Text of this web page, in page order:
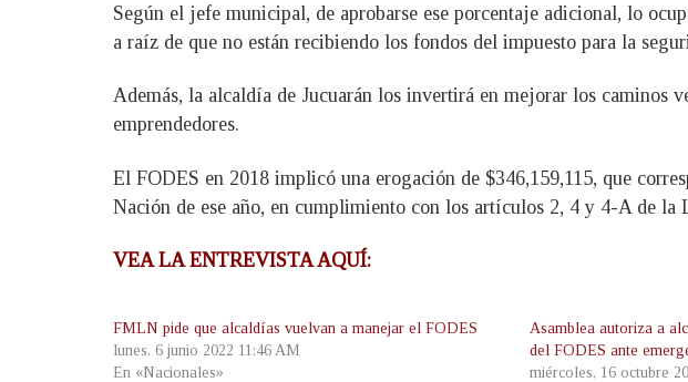
Según el jefe municipal, de aprobarse ese porcentaje adicional, lo
a raíz de que no están recibiendo los fondos del impuesto para la
Además, la alcaldía de Jucuarán los invertirá en mejorar los caminos
emprendedores.
El FODES en 2018 implicó una erogación de $346,159,115, que
Nación de ese año, en cumplimiento con los artículos 2, 4 y 4-A de
VEA LA ENTREVISTA AQUÍ:
FMLN pide que alcaldías vuelvan a manejar el FODES
lunes, 6 junio 2022 11:46 AM
En «Nacionales»
Asamblea autoriza a
del FODES ante
miércoles, 16 octubre